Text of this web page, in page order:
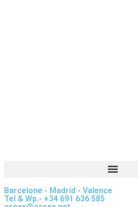
Barcelone - Madrid - Valence
Tel & Wp.- +34 691 636 585